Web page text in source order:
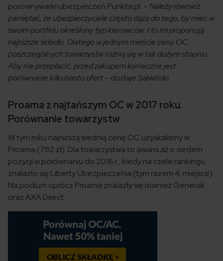
porównywarki ubezpieczeń Punkta.pl. – Należy również
pamiętać, że ubezpieczyciele często dążą do tego, by mieć w
swoim portfelu określony typ kierowców. I to im proponują
najniższe składki. Dlatego w jednym mieście ceny OC
poszczególnych towarzystw różnią się w tak dużym stopniu.
Aby nie przepłacić, przed zakupem konieczne jest
porównanie kilkunastu ofert – dodaje Salwiński.
Proama z najtańszym OC w 2017 roku.
Porównanie towarzystw
W tym roku najniższą średnią cenę OC uzyskaliśmy w
Proama (782 zł). Dla towarzystwa to awans aż o siedem
pozycji w porównaniu do 2016 r., kiedy na czele rankingu
znalazło się Liberty Ubezpieczenia (tym razem 4. miejsce).
Na podium oprócz Proama znalazły się również Generali
oraz AXA Direct.